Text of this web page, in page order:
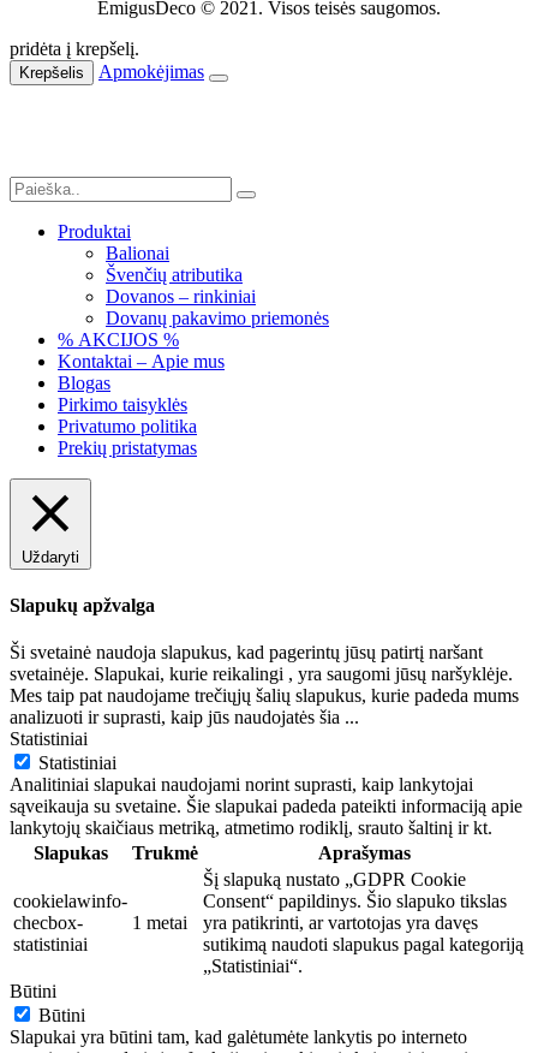
EmigusDeco © 2021. Visos teisės saugomos.
pridėta į krepšelį.
Krepšelis Apmokėjimas
Produktai
Balionai
Švenčių atributika
Dovanos – rinkiniai
Dovanų pakavimo priemonės
% AKCIJOS %
Kontaktai – Apie mus
Blogas
Pirkimo taisyklės
Privatumo politika
Prekių pristatymas
Uždaryti
Slapukų apžvalga
Ši svetainė naudoja slapukus, kad pagerintų jūsų patirtį naršant
svetainėje. Slapukai, kurie reikalingi , yra saugomi jūsų naršyklėje.
Mes taip pat naudojame trečiųjų šalių slapukus, kurie padeda mums
analizuoti ir suprasti, kaip jūs naudojatės šia ...
Statistiniai
Statistiniai
Analitiniai slapukai naudojami norint suprasti, kaip lankytojai
sąveikauja su svetaine. Šie slapukai padeda pateikti informaciją apie
lankytojų skaičiaus metriką, atmetimo rodiklį, srauto šaltinį ir kt.
Slapukas
Trukmė Aprašymas
cookielawinfo-
checbox-
statistiniai
1 metai
Šį slapuką nustato „GDPR Cookie
Consent“ papildinys. Šio slapuko tikslas
yra patikrinti, ar vartotojas yra davęs
sutikimą naudoti slapukus pagal kategoriją
„Statistiniai“.
Būtini
Būtini
Slapukai yra būtini tam, kad galėtumėte lankytis po interneto